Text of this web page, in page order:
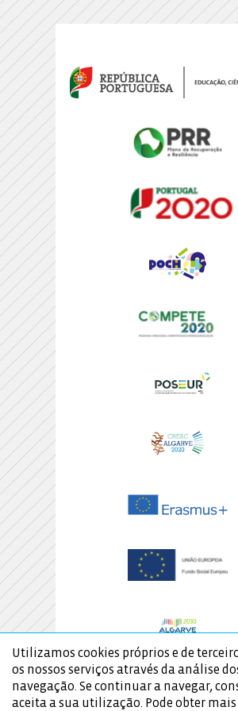
Utilizamos cookies próprios e de
os nossos serviços através da análise
navegação. Se continuar a navegar,
aceita a sua utilização. Pode obter